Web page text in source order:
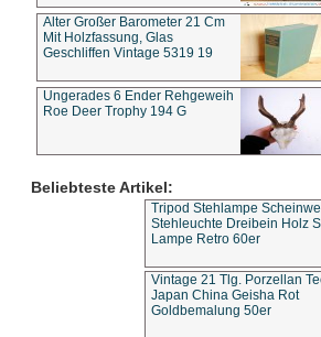
Alter Großer Barometer 21 Cm
Mit Holzfassung, Glas
Geschliffen Vintage 5319 19
Ungerades 6 Ender Rehgeweih
Roe Deer Trophy 194 G
Beliebteste Artikel:
Tripod Stehlampe
Stehleuchte Dreibein Holz
Lampe Retro 60er
Vintage 21 Tlg. Porzellan
Japan China Geisha Rot
Goldbemalung 50er